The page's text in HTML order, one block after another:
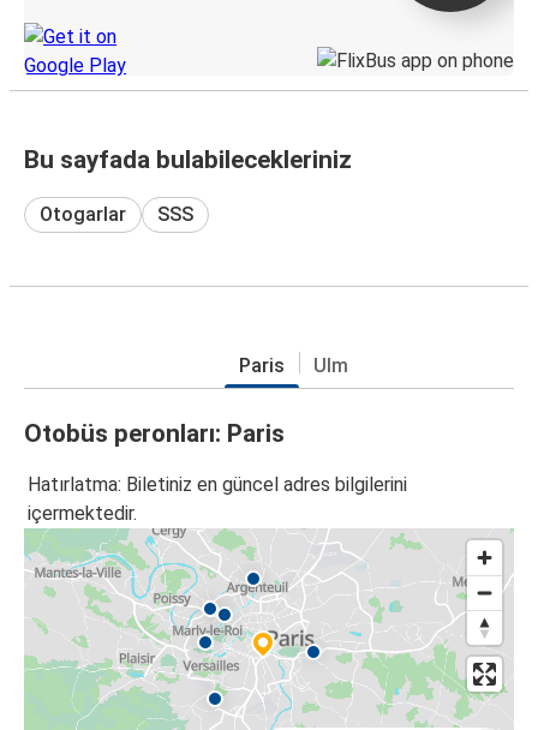
Bu sayfada bulabilecekleriniz
Otogarlar SSS
Paris Ulm
Otobüs peronları: Paris
Hatırlatma: Biletiniz en güncel adres bilgilerini
içermektedir.